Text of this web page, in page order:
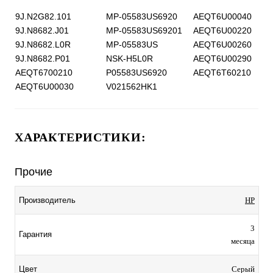
9J.N2G82.101 MP-05583US6920
AEQT6U00040
9J.N8682.J01
MP-05583US69201
AEQT6U00220
9J.N8682.L0R
MP-05583US
AEQT6U00260
9J.N8682.P01
NSK-H5L0R
AEQT6U00290
AEQT6700210
P05583US6920
AEQT6T60210
AEQT6U00030
V021562HK1
ХАРАКТЕРИСТИКИ:
Прочие
Производитель HP
Гарантия
3
месяца
Цвет Серый